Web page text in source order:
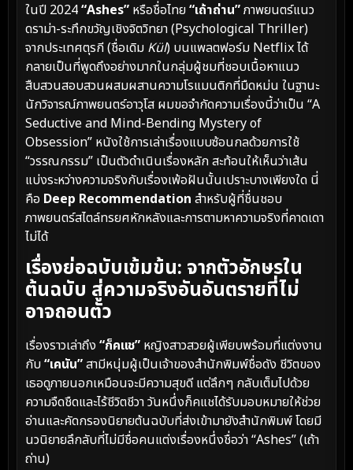
ในปี 2024“Ashes” หรือชื่อไทย“เถ้าถ่าน”ภาพยนตร์แนว
ดราม่า-ระทึกขวัญเชิงจิตวิทยา (Psychological Thriller)
จากประเทศตุรกี (ชื่อเดิม Kül) บนแพลตฟอร์ม Netflix ได้
กลายเป็นที่พูดถึงอย่างมากในกลุ่มผู้ชมที่ชอบเนื้อหาแนว
สืบสวนสอบสวนผสมผสานความโรแมนติกที่มืดหม่น ในฐานะ
นักวิจารณ์ภาพยนตร์อาวุโส ผมขอจำกัดความเรื่องนี้ว่าเป็น “A
Seductive and Mind-Bending Mystery of
Obsession” หนังใช้การเล่าเรื่องแบบซ้อนกลด้วยการใช้
“วรรณกรรม” เป็นตัวดำเนินเรื่องหลัก สะท้อนให้เห็นว่าเส้น
แบ่งระหว่างความจริงกับเรื่องเพ้อฝันนั้นเปราะบางเพียงใด นี่
คือ Deep Recommendation สำหรับผู้ที่ชื่นชอบ
ภาพยนตร์สไตล์ทรยศหักหลังและการตามหาความจริงที่คาดเดา
ไม่ได้
เรื่องย่อฉบับเข้มข้น: จากตัวอักษรใน
ต้นฉบับ สู่ความจริงอันอันตรายที่ไม่
อาจถอนตัว
เรื่องราวเล่าถึง “ก็คแช” หญิงสาวสวยผู้เพียบพร้อมที่แต่งงาน
กับ“เคนัน”สามีหนุ่มผู้เป็นเจ้าของสำนักพิมพ์ชื่อดัง ชีวิตของ
เธอดูภายนอกเหมือนจะมีความสุขดี แต่ลึกๆ กลับเต็มไปด้วย
ความจืดชืดและไร้ชีวิตชีวา วันหนึ่งก็คแชได้รับมอบหมายให้ช่วย
อ่านและคัดกรองนิยายต้นฉบับที่ส่งเข้ามายังสำนักพิมพ์ โดยมี
นวนิยายลึกลับที่ไม่มีชื่อคนแต่งเรื่องหนึ่งชื่อว่า “Ashes” (เถ้า
ถ่าน)